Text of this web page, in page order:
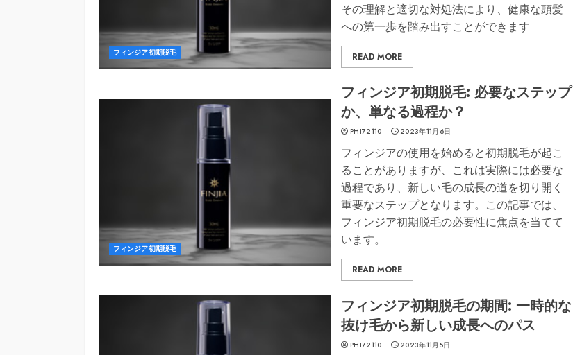
フィンジア初期脱毛
その理解と適切な対処法により、健康な頭髪
への第一歩を踏み出すことができます
READ MORE
フィンジア初期脱毛
フィンジア初期脱毛: 必要なステップ
か、単なる過程か？
PHI72110 2023年11月6日
フィンジアの使用を始めると初期脱毛が起こ
ることがありますが、これは実際には必要な
過程であり、新しい毛の成長の道を切り開く
重要なステップとなります。この記事では、
フィンジア初期脱毛の必要性に焦点を当てて
います。
READ MORE
フィンジア初期脱毛の期間: 一時的な
抜け毛から新しい成長へのパス
PHI72110 2023年11月5日